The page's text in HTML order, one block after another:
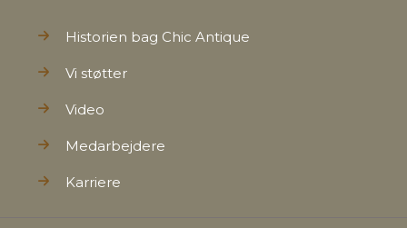
Historien bag Chic Antique
Vi støtter
Video
Medarbejdere
Karriere